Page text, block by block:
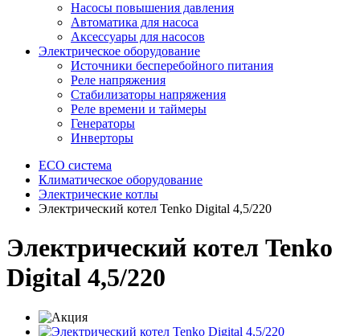
Насосы повышения давления
Автоматика для насоса
Аксессуары для насосов
Электрическое оборудование
Источники бесперебойного питания
Реле напряжения
Стабилизаторы напряжения
Реле времени и таймеры
Генераторы
Инверторы
ECO система
Климатическое оборудование
Электрические котлы
Электрический котел Tenko Digital 4,5/220
Электрический котел Tenko
Digital 4,5/220